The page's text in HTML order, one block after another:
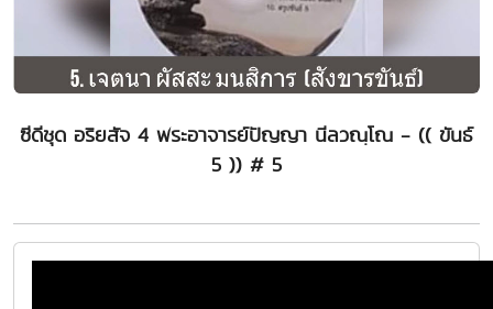
ซีดีชุด อริยสัจ 4 พระอาจารย์ปัญญา นีลวณฺโณ - (( ขันธ์
5 )) # 5